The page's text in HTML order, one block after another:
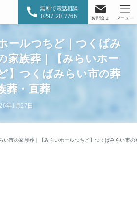
無料で電話相談
0297-20-7766 お問合せ メニュー
ールつちど｜つくばみ
家族葬｜【みらいホー
】つくばみらい市の葬
葬・直葬
年1月27日
い市の家族葬｜【みらいホールつちど】つくばみらい市